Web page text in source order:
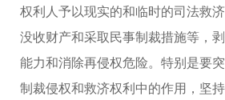
权利人予以现实的和临时的司法救济
没收财产和采取民事制裁措施等，
能力和消除再侵权危险。特别是要
制裁侵权和救济权利中的作用，坚